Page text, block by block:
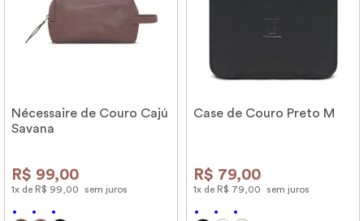
Nécessaire de Couro Cajú
Savana
R$ 99,00
1x de R$ 99 00 sem juros
Case de Couro Preto M
R$ 79,00
1x de R$ 79 00 sem juros